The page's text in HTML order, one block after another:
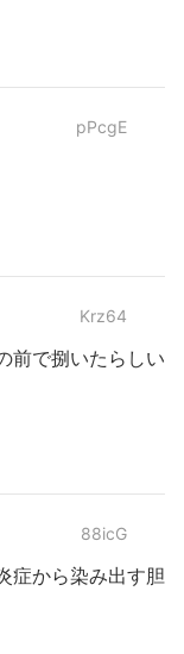
pPcgE
Krz64
前で捌いたらしい
88icG
症から染み出す胆